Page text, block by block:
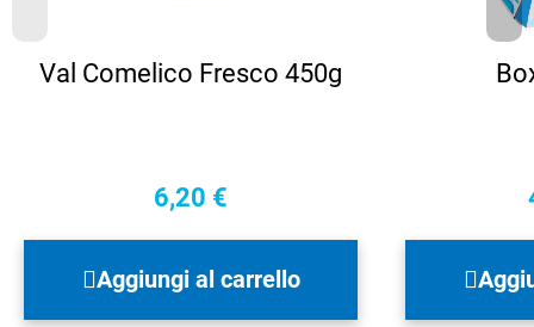
Val Comelico Fresco 450g
6,20 €
Aggiungi al carrello